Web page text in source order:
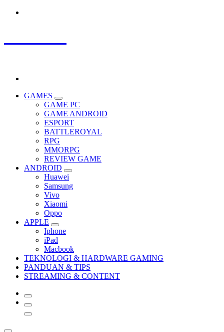
GAMES
GAME PC
GAME ANDROID
ESPORT
BATTLEROYAL
RPG
MMORPG
REVIEW GAME
ANDROID
Huawei
Samsung
Vivo
Xiaomi
Oppo
APPLE
Iphone
iPad
Macbook
TEKNOLOGI & HARDWARE GAMING
PANDUAN & TIPS
STREAMING & CONTENT